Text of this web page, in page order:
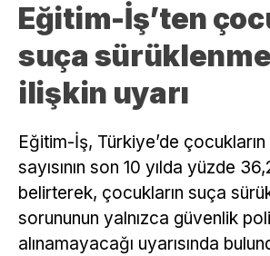
Eğitim-İş’ten
suça
ilişkin uyarı
Eğitim-İş, Türkiye’de çocukların
sayısının son 10 yılda yüzde
belirterek, çocukların suça
sorununun yalnızca güvenlik
alınamayacağı uyarısında